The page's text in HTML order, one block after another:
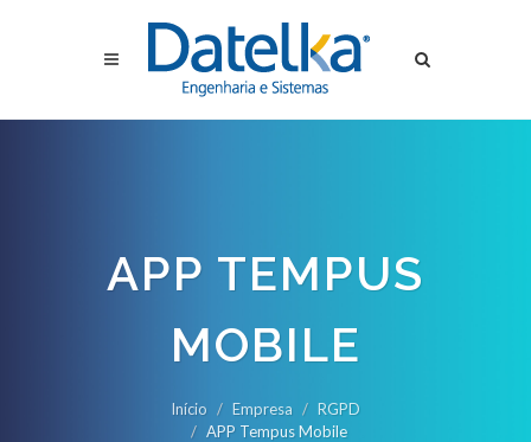
APP TEMPUS
MOBILE
Início Empresa
RGPD
APP Tempus Mobile